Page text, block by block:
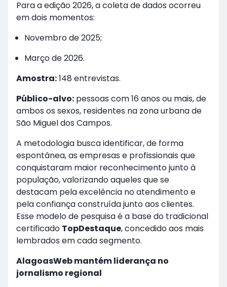
Para a edição 2026, a coleta de dados ocorreu
em dois momentos:
Novembro de 2025;
Março de 2026.
Amostra:148 entrevistas.
Público-alvo: pessoas com 16 anos ou mais, de
ambos os sexos, residentes na zona urbana de
São Miguel dos Campos.
A metodologia busca identificar, de forma
espontânea, as empresas e profissionais que
conquistaram maior reconhecimento junto à
população, valorizando aqueles que se
destacam pela excelência no atendimento e
pela confiança construída junto aos clientes.
Esse modelo de pesquisa é a base do tradicional
certificado TopDestaque, concedido aos mais
lembrados em cada segmento.
AlagoasWeb mantém liderança no
jornalismo regional